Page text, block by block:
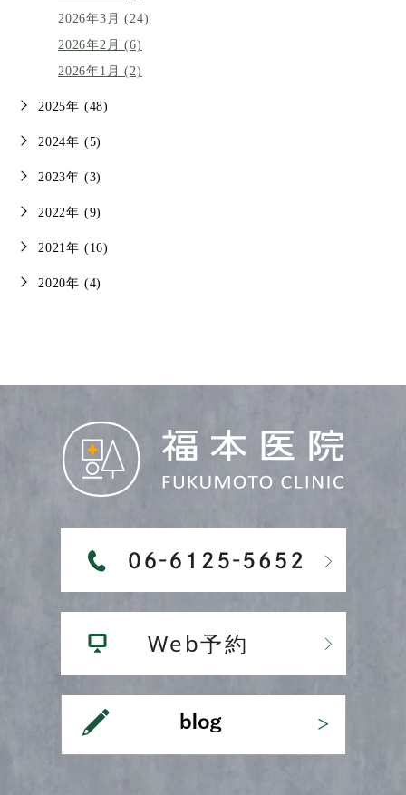
2026年3月 (24)
2026年2月 (6)
2026年1月 (2)
2025年 (48)
2024年 (5)
2023年 (3)
2022年 (9)
2021年 (16)
2020年 (4)